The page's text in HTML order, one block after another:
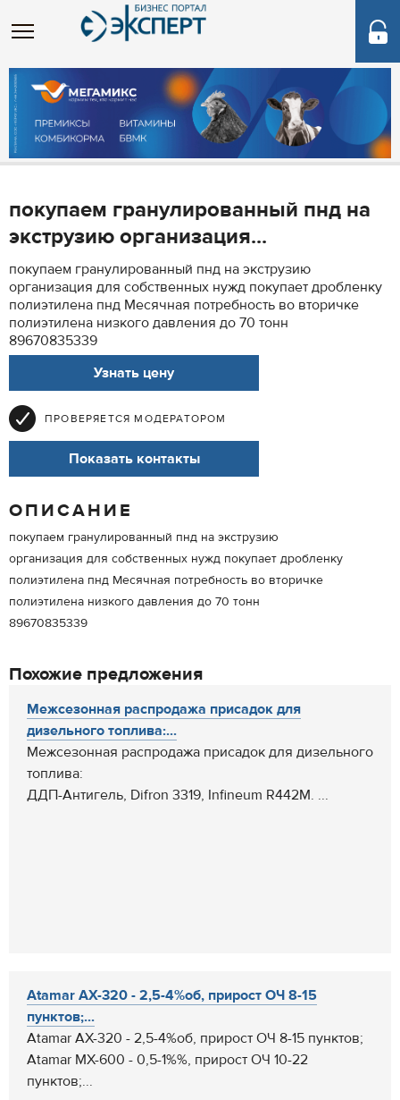
покупаем гранулированный пнд на
экструзию организация...
покупаем гранулированный пнд на экструзию
организация для собственных нужд покупает дробленку
полиэтилена пнд Месячная потребность во вторичке
полиэтилена низкого давления до 70 тонн
89670835339
Узнать цену
ПРОВЕРЯЕТСЯ МОДЕРАТОРОМ
Показать контакты
ОПИСАНИЕ
покупаем гранулированный пнд на экструзию
организация для собственных нужд покупает дробленку
полиэтилена пнд Месячная потребность во вторичке
полиэтилена низкого давления до 70 тонн
89670835339
Похожие предложения
Межсезонная распродажа присадок для
дизельного топлива:...
Межсезонная распродажа присадок для дизельного
топлива:
ДДП-Антигель, Difron 3319, Infineum R442M. ...
Atamar AX-320 - 2,5-4%об, прирост ОЧ 8-15
пунктов;...
Atamar AX-320 - 2,5-4%об, прирост ОЧ 8-15 пунктов;
Atamar MX-600 - 0,5-1%%, прирост ОЧ 10-22
пунктов;...